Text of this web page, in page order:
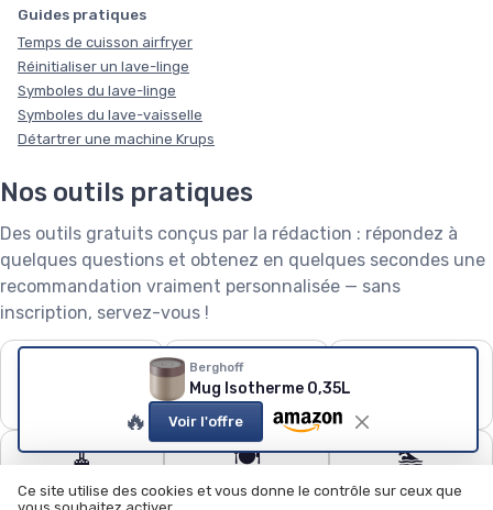
Berghoff
Mug Isotherme 0,35L
🔥 Voir l'offre
Guides pratiques
Temps de cuisson airfryer
Réinitialiser un lave-linge
Symboles du lave-linge
Symboles du lave-vaisselle
Détartrer une machine Krups
Nos outils pratiques
Des outils gratuits conçus par la rédaction : répondez à
quelques questions et obtenez en quelques secondes une
recommandation vraiment personnalisée — sans
inscription, servez-vous !
🧺
Capacité de lave-
linge
Robot tondeuse : le
🧹
choisir ?
🍽️
vaisselle
🏊
Ce site utilise des cookies et vous donne le contrôle sur ceux que